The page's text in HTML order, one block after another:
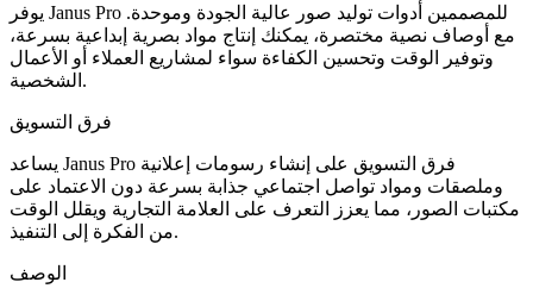
يوفر Janus Pro للمصممين أدوات توليد صور عالية الجودة وموحدة.
مع أوصاف نصية مختصرة، يمكنك إنتاج مواد بصرية إبداعية بسرعة،
وتوفير الوقت وتحسين الكفاءة سواء لمشاريع العملاء أو الأعمال
الشخصية.
فرق التسويق
يساعد Janus Pro فرق التسويق على إنشاء رسومات إعلانية
وملصقات ومواد تواصل اجتماعي جذابة بسرعة دون الاعتماد على
مكتبات الصور، مما يعزز التعرف على العلامة التجارية ويقلل الوقت
من الفكرة إلى التنفيذ.
الوصف